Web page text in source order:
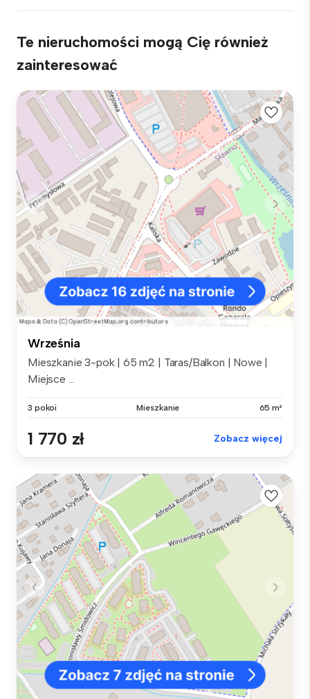
Te nieruchomości mogą Cię również
zainteresować
Września
Mieszkanie 3-pok | 65 m2 | Taras/Balkon | Nowe |
Miejsce ...
3 pokoi Mieszkanie 65 m²
1 770 zł Zobacz więcej